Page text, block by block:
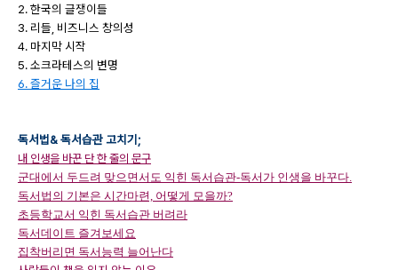
2. 한국의 글쟁이들
3. 리들, 비즈니스 창의성
4. 마지막 시작
5. 소크라테스의 변명
6. 즐거운 나의 집
독서법& 독서습관 고치기;
내 인생을 바꾼 단 한 줄의 문구
군대에서 두드려 맞으면서도 익힌 독서습관-독서가 인생을 바꾸다.
독서법의 기본은 시간마련, 어떻게 모을까?
초등학교서 익힌 독서습관 버려라
독서데이트 즐겨보세요
집착버리면 독서능력 늘어난다